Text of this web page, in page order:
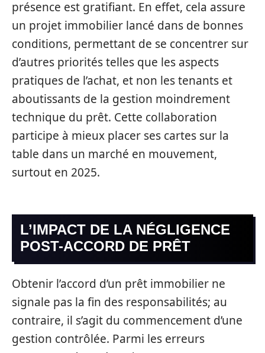
présence est gratifiant. En effet, cela assure
un projet immobilier lancé dans de bonnes
conditions, permettant de se concentrer sur
d’autres priorités telles que les aspects
pratiques de l’achat, et non les tenants et
aboutissants de la gestion moindrement
technique du prêt. Cette collaboration
participe à mieux placer ses cartes sur la
table dans un marché en mouvement,
surtout en 2025.
L’IMPACT DE LA NÉGLIGENCE
POST-ACCORD DE PRÊT
Obtenir l’accord d’un prêt immobilier ne
signale pas la fin des responsabilités; au
contraire, il s’agit du commencement d’une
gestion contrôlée. Parmi les erreurs